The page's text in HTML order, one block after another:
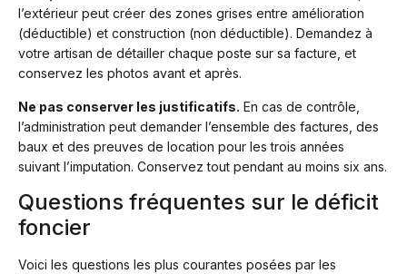
l’extérieur peut créer des zones grises entre amélioration
(déductible) et construction (non déductible). Demandez à
votre artisan de détailler chaque poste sur sa facture, et
conservez les photos avant et après.
Ne pas conserver les justificatifs. En cas de contrôle,
l’administration peut demander l’ensemble des factures, des
baux et des preuves de location pour les trois années
suivant l’imputation. Conservez tout pendant au moins six ans.
Questions fréquentes sur le déficit
foncier
Voici les questions les plus courantes posées par les